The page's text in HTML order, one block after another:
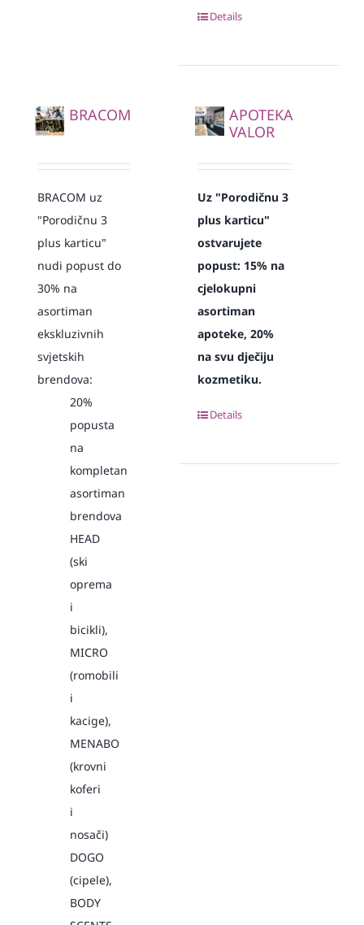
Details
BRACOM
BRACOM uz
"Porodičnu 3
plus karticu"
nudi popust do
30% na
asortiman
ekskluzivnih
svjetskih
brendova:
20%
popusta
na
kompletan
asortiman
brendova
HEAD
(ski
oprema
i
bicikli),
MICRO
(romobili
i
kacige),
MENABO
(krovni
koferi
i
nosači)
DOGO
(cipele),
BODY
APOTEKA
VALOR
Uz "Porodičnu 3
plus karticu"
ostvarujete
popust: 15% na
cjelokupni
asortiman
apoteke, 20%
na svu dječiju
kozmetiku.
Details